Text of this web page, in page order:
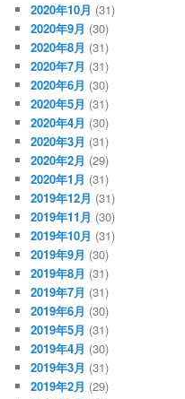
2020年10月 (31)
2020年9月 (30)
2020年8月 (31)
2020年7月 (31)
2020年6月 (30)
2020年5月 (31)
2020年4月 (30)
2020年3月 (31)
2020年2月 (29)
2020年1月 (31)
2019年12月 (31)
2019年11月 (30)
2019年10月 (31)
2019年9月 (30)
2019年8月 (31)
2019年7月 (31)
2019年6月 (30)
2019年5月 (31)
2019年4月 (30)
2019年3月 (31)
2019年2月 (29)